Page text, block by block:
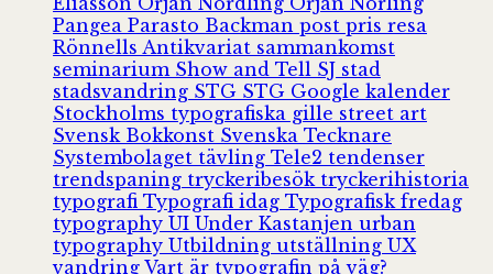
Pangea Parasto Backman post pris resa
Rönnells Antikvariat sammankomst
seminarium Show and Tell SJ stad
stadsvandring STG STG Google kalender
Stockholms typografiska gille street art
Svensk Bokkonst Svenska Tecknare
Systembolaget tävling Tele2 tendenser
trendspaning tryckeribesök tryckerihistoria
typografi Typografi idag Typografisk fredag
typography UI Under Kastanjen urban
typography Utbildning utställning UX
vandring Vart är typografin på väg?